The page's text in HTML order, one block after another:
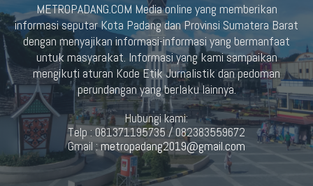
METROPADANG.COM Media online yang memberikan
informasi seputar Kota Padang dan Provinsi Sumatera Barat
dengan menyajikan informasi-informasi yang bermanfaat
untuk masyarakat. Informasi yang kami sampaikan
mengikuti aturan Kode Etik Jurnalistik dan pedoman
perundangan yang berlaku lainnya.
Hubungi kami:
Telp : 081371195735 / 082383559672
Gmail :metropadang2019@gmail.com